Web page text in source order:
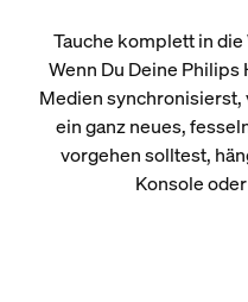
Tauche komplett in
Wenn Du Deine
Medien synchronisierst,
ein ganz neues,
vorgehen solltest,
Konsole